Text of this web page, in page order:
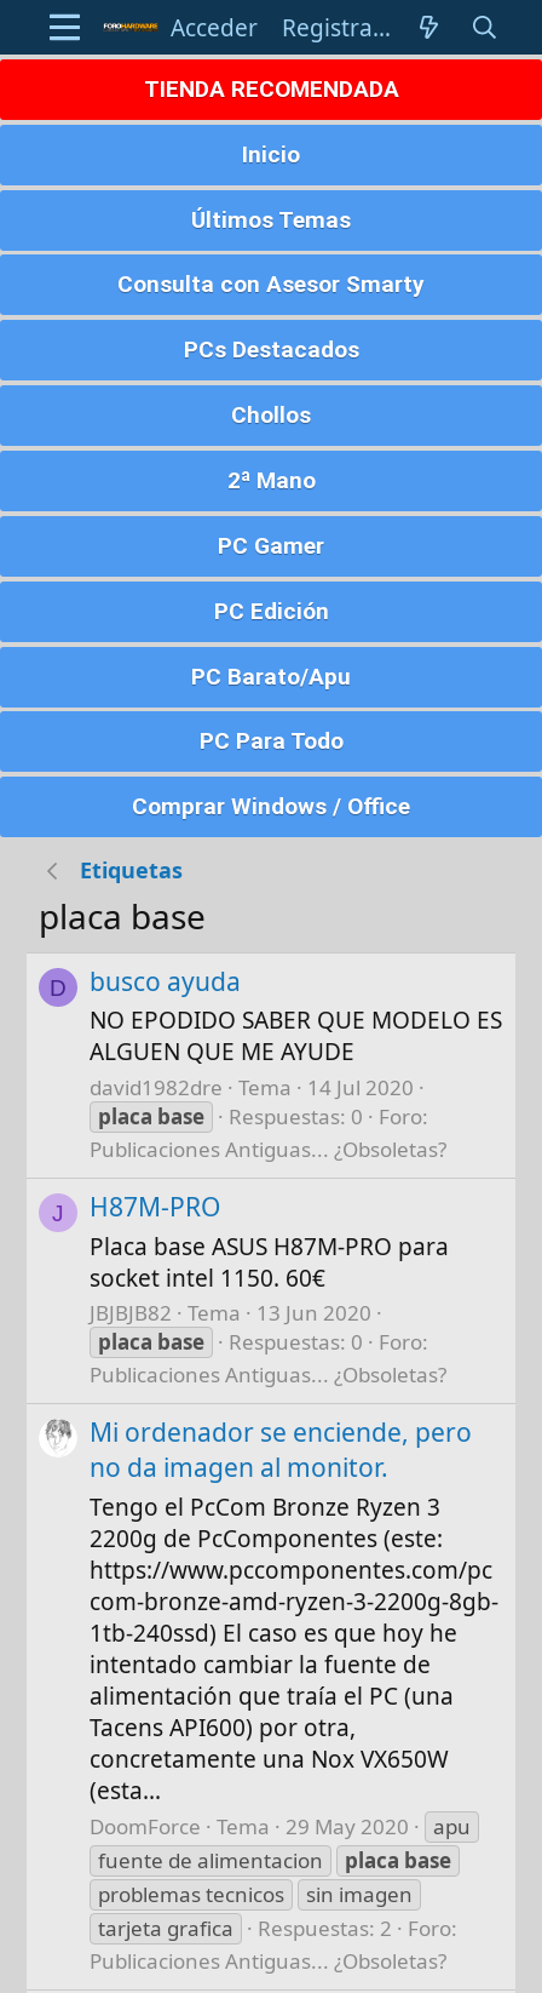
Acceder Registrarse
TIENDA RECOMENDADA
Inicio
Últimos Temas
Consulta con Asesor Smarty
PCs Destacados
Chollos
2ª Mano
PC Gamer
PC Edición
PC Barato/Apu
PC Para Todo
Comprar Windows / Office
Etiquetas
placa base
D busco ayuda
NO EPODIDO SABER QUE MODELO ES
ALGUEN QUE ME AYUDE
david1982dre Tema
14 Jul 2020
placa base Respuestas: 0
Foro:
Publicaciones Antiguas... ¿Obsoletas?
J H87M-PRO
Placa base ASUS H87M-PRO para
socket intel 1150. 60€
JBJBJB82 Tema
13 Jun 2020
placa base Respuestas: 0
Foro:
Publicaciones Antiguas... ¿Obsoletas?
Mi ordenador se enciende, pero
no da imagen al monitor.
Tengo el PcCom Bronze Ryzen 3
2200g de PcComponentes (este:
https://www.pccomponentes.com/pc
com-bronze-amd-ryzen-3-2200g-8gb-
1tb-240ssd) El caso es que hoy he
intentado cambiar la fuente de
alimentación que traía el PC (una
Tacens API600) por otra,
concretamente una Nox VX650W
(esta...
DoomForce Tema 29 May 2020
apu
fuente de alimentacion
placa base
problemas tecnicos
sin imagen
tarjeta grafica
Respuestas: 2
Foro:
Publicaciones Antiguas... ¿Obsoletas?